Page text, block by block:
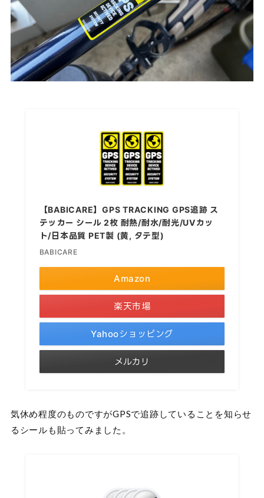
【BABICARE】GPS TRACKING GPS追跡 ス
テッカー シール 2枚 耐熱/耐水/耐光/UVカッ
ト/日本品質 PET製 (黄, タテ型)
BABICARE
Amazon
楽天市場
Yahooショッピング
メルカリ
気休め程度のものですがGPSで追跡していることを知らせ
るシールも貼ってみました。